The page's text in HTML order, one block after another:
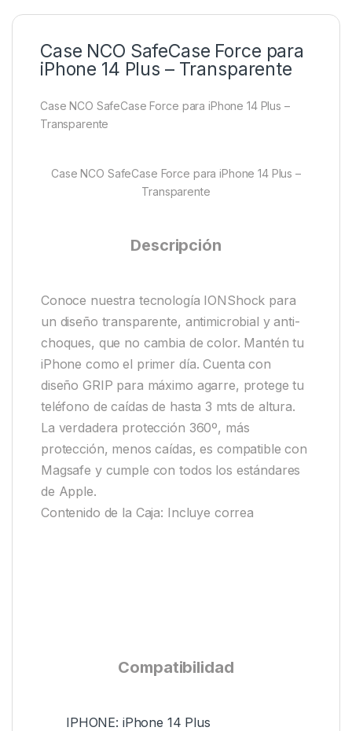
Case NCO SafeCase Force para
iPhone 14 Plus – Transparente
Case NCO SafeCase Force para iPhone 14 Plus –
Transparente
Case NCO SafeCase Force para iPhone 14 Plus –
Transparente
Descripción
Conoce nuestra tecnología IONShock para
un diseño transparente, antimicrobial y anti-
choques, que no cambia de color. Mantén tu
iPhone como el primer día. Cuenta con
diseño GRIP para máximo agarre, protege tu
teléfono de caídas de hasta 3 mts de altura.
La verdadera protección 360º, más
protección, menos caídas, es compatible con
Magsafe y cumple con todos los estándares
de Apple.
Contenido de la Caja: Incluye correa
Compatibilidad
IPHONE: iPhone 14 Plus